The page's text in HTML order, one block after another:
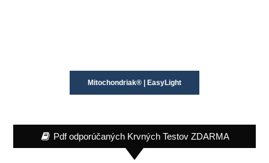
Mitochondriak® | EasyLight
Pdf odporúčaných Krvných Testov ZDARMA